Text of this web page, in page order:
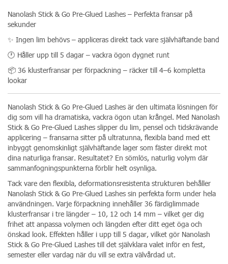
Nanolash Stick & Go Pre-Glued Lashes – Perfekta fransar på
sekunder
✨ Ingen lim behövs – appliceras direkt tack vare självhäftande band
🕐 Håller upp till 5 dagar – vackra ögon dygnet runt
📦 36 klusterfransar per förpackning – räcker till 4–6 kompletta
lookar
Nanolash Stick & Go Pre-Glued Lashes är den ultimata lösningen för
dig som vill ha dramatiska, vackra ögon utan krångel. Med Nanolash
Stick & Go Pre-Glued Lashes slipper du lim, pensel och tidskrävande
applicering – fransarna sitter på ultratunna, flexibla band med ett
inbyggt genomskinligt självhäftande lager som fäster direkt mot
dina naturliga fransar. Resultatet? En sömlös, naturlig volym där
sammanfogningspunkterna förblir helt osynliga.
Tack vare den flexibla, deformationsresistenta strukturen behåller
Nanolash Stick & Go Pre-Glued Lashes sin perfekta form under hela
användningen. Varje förpackning innehåller 36 färdiglimmade
klusterfransar i tre längder – 10, 12 och 14 mm – vilket ger dig
frihet att anpassa volymen och längden efter ditt eget öga och
önskad look. Effekten håller i upp till 5 dagar, vilket gör Nanolash
Stick & Go Pre-Glued Lashes till det självklara valet inför en fest,
semester eller vardag när du vill se extra välvårdad ut.